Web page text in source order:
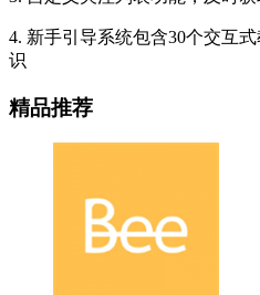
4. 新手引导系统包含30个交互
识
精品推荐